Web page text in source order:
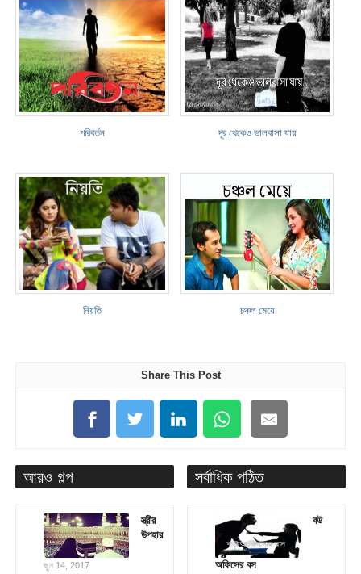
পরিবর্তন দূর থেকেও ভালবাসা যায়
নিয়তি চঞ্চল মেয়ে
Share This Post
আরও গল্প
স্ত্রীর
উপহার
জুন 14, 2017
সর্বাধিক পঠিত
বউ
অফিসের বস